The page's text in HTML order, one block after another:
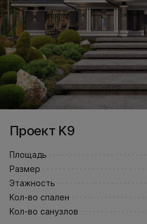
Проект K9
Площадь
Размер
Этажность
Кол-во спален
Кол-во санузлов